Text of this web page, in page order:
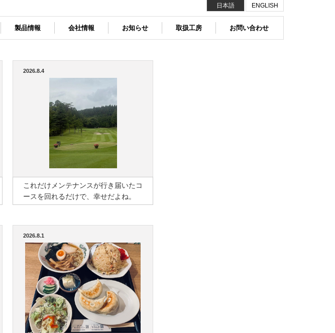
製品情報 会社情報 お知らせ 取扱工房 お問い合わせ
日本語 ENGLISH
2026.8.4
これだけメンテナンスが行き届いたコ
ースを回れるだけで、幸せだよね。
2026.8.1